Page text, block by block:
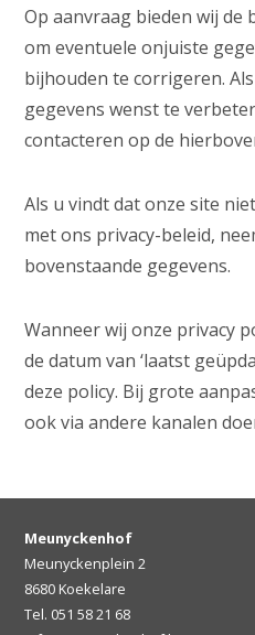
Op aanvraag bieden wij de
om eventuele onjuiste
bijhouden te corrigeren.
gegevens wenst te
contacteren op de
Als u vindt dat onze site
met ons privacy-beleid,
bovenstaande gegevens.
Wanneer wij onze privacy
de datum van ‘laatst
deze policy. Bij grote
ook via andere kanalen
Meunyckenhof
Meunyckenplein 2
8680 Koekelare
Tel. 051 58 21 68